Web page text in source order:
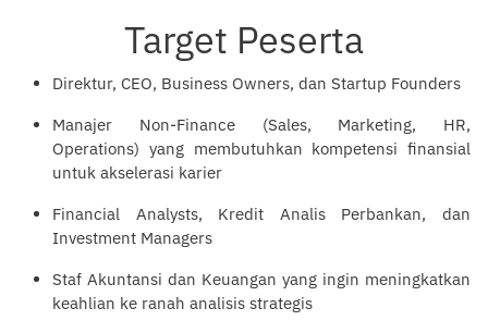
Target Peserta
Direktur, CEO, Business Owners, dan Startup Founders
Manajer Non-Finance (Sales, Marketing, HR,
Operations) yang membutuhkan kompetensi finansial
untuk akselerasi karier
Financial Analysts, Kredit Analis Perbankan, dan
Investment Managers
Staf Akuntansi dan Keuangan yang ingin meningkatkan
keahlian ke ranah analisis strategis